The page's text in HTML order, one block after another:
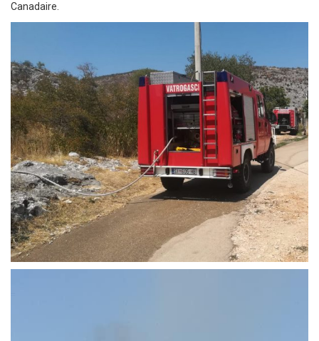
Canadaire.